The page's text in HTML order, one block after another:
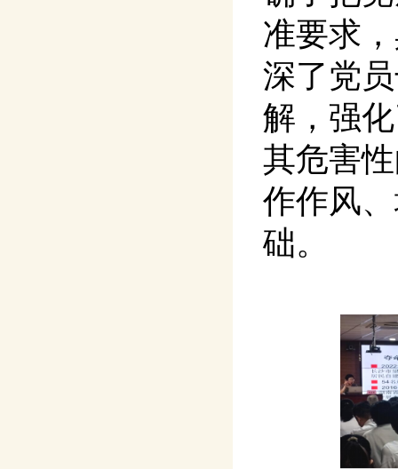
准要求
深了党
解，强
其危害
作作风
础。